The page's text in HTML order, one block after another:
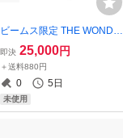
ビームス限定 THE WONDER
FULMAN ワンダフルマン 40
0%ベアブリック/未開封
即決 25,000円
＋送料880円
0 5日
未使用